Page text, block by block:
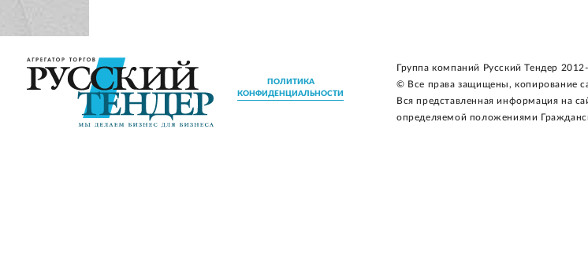
ПОЛИТИКА
КОНФИДЕНЦИАЛЬНОСТИ
Группа компаний Русский Тендер
© Все права защищены, копирование
Вся представленная информация на
определяемой положениями